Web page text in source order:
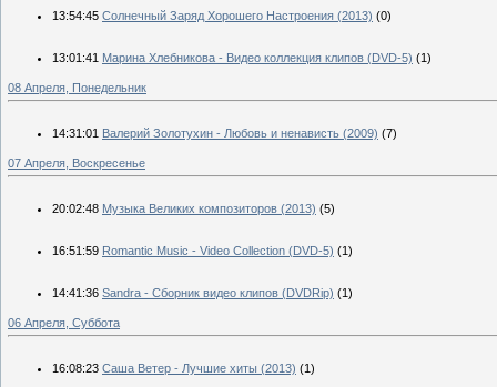
13:54:45 Солнечный Заряд Хорошего Настроения (2013) (0)
13:01:41 Марина Хлебникова - Видео коллекция клипов (DVD-5) (1)
08 Апреля, Понедельник
14:31:01 Валерий Золотухин - Любовь и ненависть (2009) (7)
07 Апреля, Воскресенье
20:02:48 Музыка Великих композиторов (2013) (5)
16:51:59 Romantic Music - Video Collection (DVD-5) (1)
14:41:36 Sandra - Сборник видео клипов (DVDRip) (1)
06 Апреля, Суббота
16:08:23 Саша Ветер - Лучшие хиты (2013) (1)